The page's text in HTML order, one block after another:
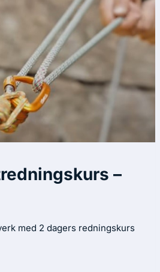
–
med 2 dagers redningskurs